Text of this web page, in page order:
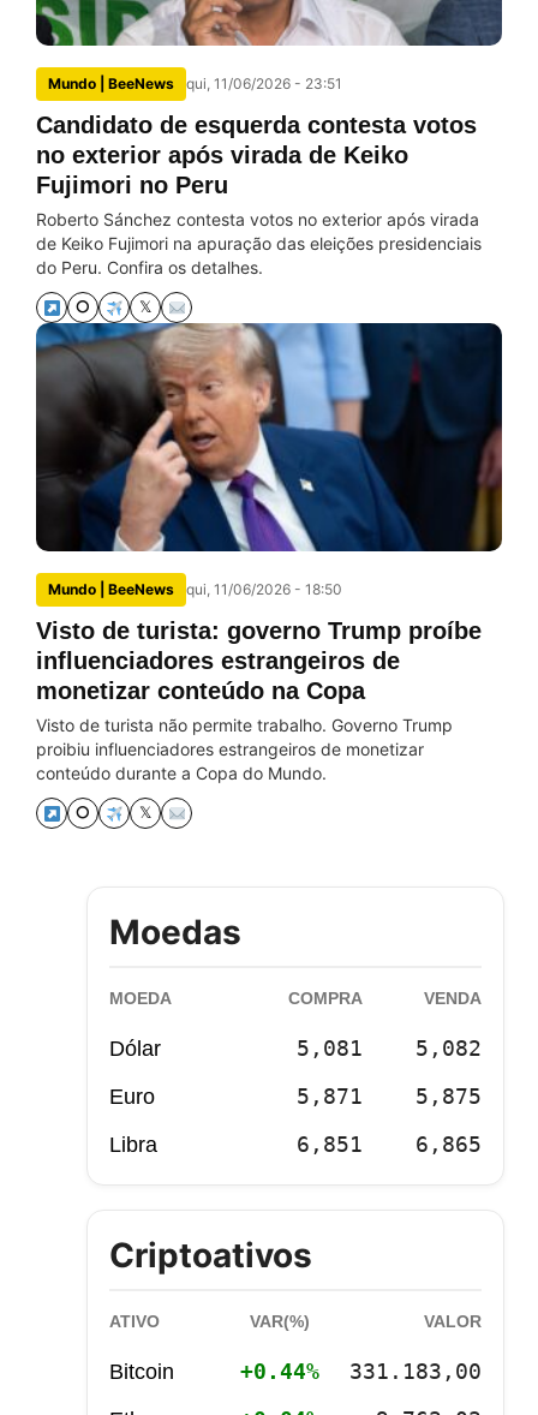
Mundo | BeeNews qui, 11/06/2026 - 23:51
Candidato de esquerda contesta votos
no exterior após virada de Keiko
Fujimori no Peru
Roberto Sánchez contesta votos no exterior após virada
de Keiko Fujimori na apuração das eleições presidenciais
do Peru. Confira os detalhes.
⭘ 𝕏
Mundo | BeeNews qui, 11/06/2026 - 18:50
Visto de turista: governo Trump proíbe
influenciadores estrangeiros de
monetizar conteúdo na Copa
Visto de turista não permite trabalho. Governo Trump
proibiu influenciadores estrangeiros de monetizar
conteúdo durante a Copa do Mundo.
⭘ 𝕏
Moedas
MOEDA COMPRA VENDA
Dólar 5,081 5,082
Euro 5,871 5,875
Libra 6,851 6,865
Criptoativos
ATIVO VAR(%) VALOR
Bitcoin +0.44% 331.183,00